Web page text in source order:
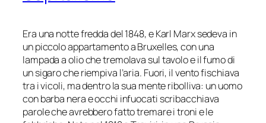
Era una notte fredda del 1848, e Karl Marx sedeva in
un piccolo appartamento a Bruxelles, con una
lampada a olio che tremolava sul tavolo e il fumo di
un sigaro che riempiva l’aria. Fuori, il vento fischiava
tra i vicoli, ma dentro la sua mente ribolliva: un uomo
con barba nera e occhi infuocati scribacchiava
parole che avrebbero fatto tremare i troni e le